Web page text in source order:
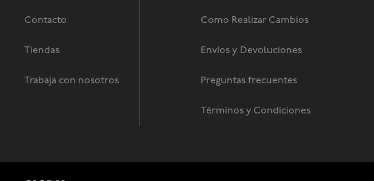
Contacto
Tiendas
Trabaja con nosotros
Como Realizar Cambios
Envíos y Devoluciones
Preguntas frecuentes
Términos y Condiciones